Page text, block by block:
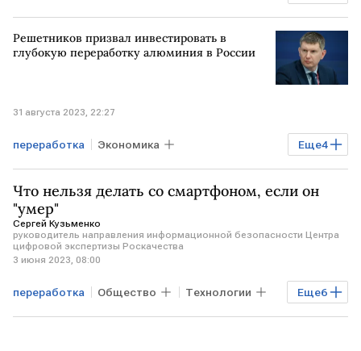
Промышленность Сбербанк
инвестиции отходы
Решетников призвал инвестировать в
глубокую переработку алюминия в России
31 августа 2023, 22:27
Еще4
переработка Экономика
Промышленность РОССИЯ
алюминий
Что нельзя делать со смартфоном, если он
"умер"
Сергей Кузьменко
руководитель направления информационной безопасности Центра
цифровой экспертизы Роскачества
3 июня 2023, 08:00
Еще6
переработка Общество Технологии
Точка зрения смартфоны